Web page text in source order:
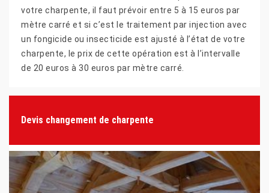
votre charpente, il faut prévoir entre 5 à 15 euros par
mètre carré et si c’est le traitement par injection avec
un fongicide ou insecticide est ajusté à l’état de votre
charpente, le prix de cette opération est à l’intervalle
de 20 euros à 30 euros par mètre carré.
Devis changement de charpente